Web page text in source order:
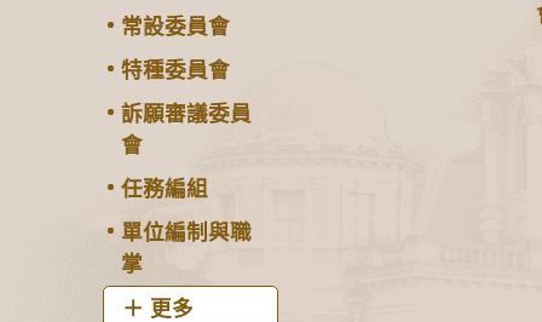
常設委員會
特種委員會
訴願審議委員
會
任務編組
單位編制與職
掌
更多